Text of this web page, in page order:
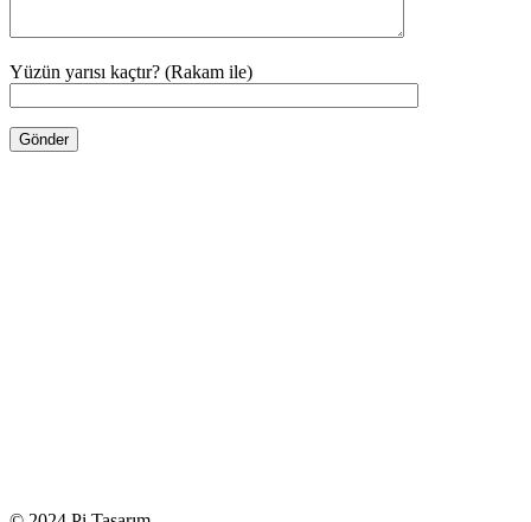
Yüzün yarısı kaçtır? (Rakam ile)